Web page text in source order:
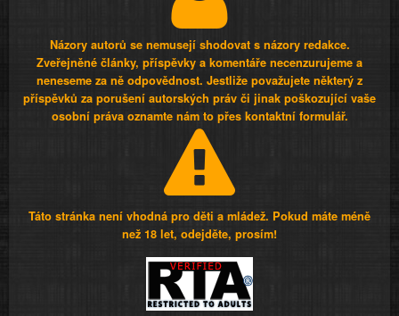
Názory autorů se nemusejí shodovat s názory redakce.
Zveřejněné články, příspěvky a komentáře necenzurujeme a
neneseme za ně odpovědnost. Jestliže považujete některý z
příspěvků za porušení autorských práv či jinak poškozující vaše
osobní práva oznamte nám to přes kontaktní formulář.
Táto stránka není vhodná pro děti a mládež. Pokud máte méně
než 18 let, odejděte, prosím!